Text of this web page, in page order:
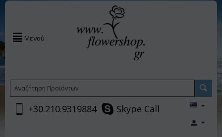
Μενού
+30.210.9319884 Skype Call